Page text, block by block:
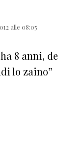
alle 08:05
8 anni,
lo zaino”